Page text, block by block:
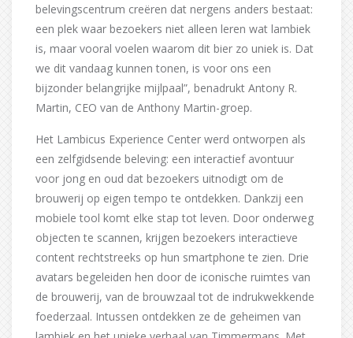
belevingscentrum creëren dat nergens anders bestaat:
een plek waar bezoekers niet alleen leren wat lambiek
is, maar vooral voelen waarom dit bier zo uniek is. Dat
we dit vandaag kunnen tonen, is voor ons een
bijzonder belangrijke mijlpaal”, benadrukt Antony R.
Martin, CEO van de Anthony Martin-groep.
Het Lambicus Experience Center werd ontworpen als
een zelfgidsende beleving: een interactief avontuur
voor jong en oud dat bezoekers uitnodigt om de
brouwerij op eigen tempo te ontdekken. Dankzij een
mobiele tool komt elke stap tot leven. Door onderweg
objecten te scannen, krijgen bezoekers interactieve
content rechtstreeks op hun smartphone te zien. Drie
avatars begeleiden hen door de iconische ruimtes van
de brouwerij, van de brouwzaal tot de indrukwekkende
foederzaal. Intussen ontdekken ze de geheimen van